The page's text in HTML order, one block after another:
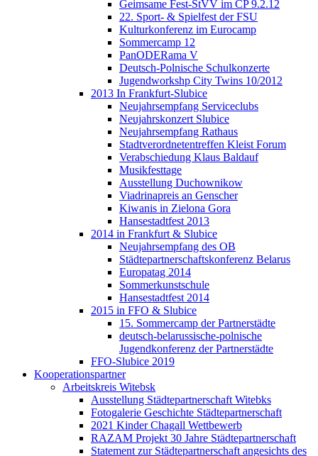
Geimsame Fest-StVV im CP 9.2.12
22. Sport- & Spielfest der FSU
Kulturkonferenz im Eurocamp
Sommercamp 12
PanODERama V
Deutsch-Polnische Schulkonzerte
Jugendworkshp City Twins 10/2012
2013 In Frankfurt-Slubice
Neujahrsempfang Serviceclubs
Neujahrskonzert Slubice
Neujahrsempfang Rathaus
Stadtverordnetentreffen Kleist Forum
Verabschiedung Klaus Baldauf
Musikfesttage
Ausstellung Duchownikow
Viadrinapreis an Genscher
Kiwanis in Zielona Gora
Hansestadtfest 2013
2014 in Frankfurt & Slubice
Neujahrsempfang des OB
Städtepartnerschaftskonferenz Belarus
Europatag 2014
Sommerkunstschule
Hansestadtfest 2014
2015 in FFO & Slubice
15. Sommercamp der Partnerstädte
deutsch-belarussische-polnische
Jugendkonferenz der Partnerstädte
FFO-Slubice 2019
Kooperationspartner
Arbeitskreis Witebsk
Ausstellung Städtepartnerschaft Witebks
Fotogalerie Geschichte Städtepartnerschaft
2021 Kinder Chagall Wettbewerb
RAZAM Projekt 30 Jahre Städtepartnerschaft
Statement zur Städtepartnerschaft angesichts des